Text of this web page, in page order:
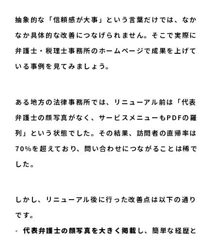
抽象的な「信頼感が大事」という言葉だけでは、なか
なか具体的な改善につなげられません。そこで実際に
弁護士・税理士事務所のホームページで成果を上げて
いる事例を見てみましょう。
ある地方の法律事務所では、リニューアル前は「代表
弁護士の顔写真がなく、サービスメニューもPDFの羅
列」という状態でした。その結果、訪問者の直帰率は
70％を超えており、問い合わせにつながることは稀で
した。
しかし、リニューアル後に行った改善点は以下の通り
です。
代表弁護士の顔写真を大きく掲載 し、簡単な経歴と